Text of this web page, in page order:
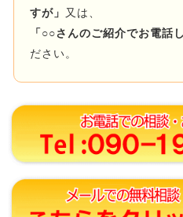
すが」
又は、
「○○さんのご紹介でお電話
ださい。